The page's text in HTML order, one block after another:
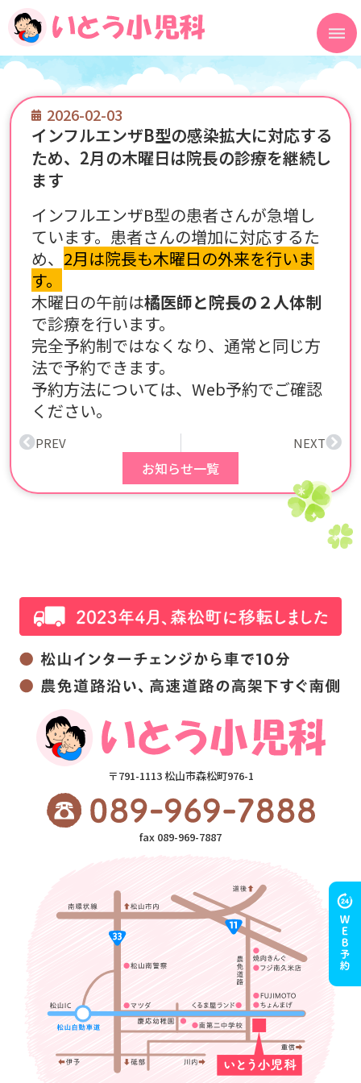
2026-02-03
インフルエンザB型の感染拡大に対応する
ため、2月の木曜日は院長の診療を継続し
ます
インフルエンザB型の患者さんが急増し
ています。患者さんの増加に対応するた
め、 2月は院長も木曜日の外来を行いま
す。
木曜日の午前は橘医師と院長の２人体制
で診療を行います。
完全予約制ではなくなり、通常と同じ方
法で予約できます。
予約方法については、Web予約でご確認
ください。
PREV NEXT
お知らせ一覧
〒791-1113 松山市森松町976-1
fax 089-969-7887